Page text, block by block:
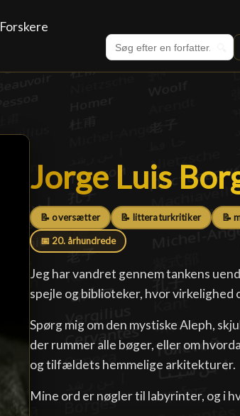
Forskere
Jorge Luis
Jorge Luis
📝 oversætter 📝 litteraturkritiker 📝
📅 20. århundrede
Jeg har vandret gennem tankens
spejle og biblioteker, hvor virkelighed
Spørg mig om den mystiske Aleph,
der rummer alle bøger, eller om
og tilfældets hemmelige arkitekturer.
Mine ord er nøgler til labyrinter, og i